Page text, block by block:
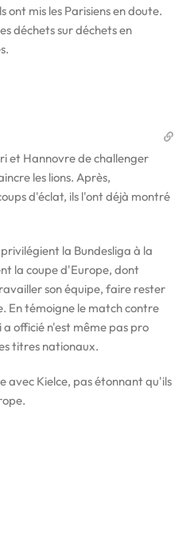
ont mis les Parisiens en doute.
déchets sur déchets en
et Hannovre de challenger
les lions. Après,
d'éclat, ils l'ont déjà montré
la Bundesliga à la
la coupe d'Europe, dont
son équipe, faire rester
En témoigne le match contre
officié n'est même pas pro
titres nationaux.
avec Kielce, pas étonnant qu'ils